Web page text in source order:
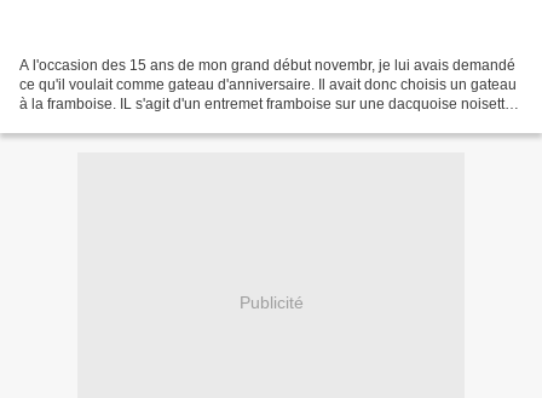
A l'occasion des 15 ans de mon grand début novembr, je lui avais demandé
ce qu'il voulait comme gateau d'anniversaire. Il avait donc choisis un gateau
à la framboise. IL s'agit d'un entremet framboise sur une dacquoise noisette.
Publicité